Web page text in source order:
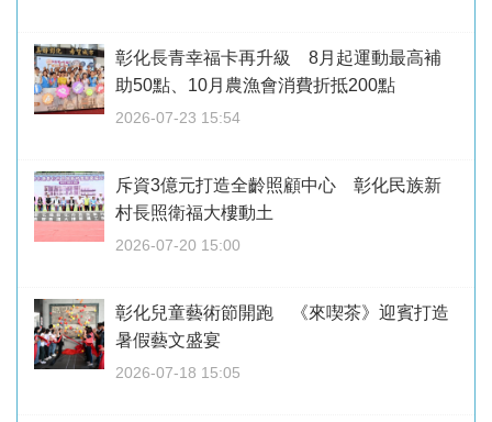
彰化長青幸福卡再升級 8月起運動最高補
助50點、10月農漁會消費折抵200點
2026-07-23 15:54
斥資3億元打造全齡照顧中心 彰化民族新
村長照衛福大樓動土
2026-07-20 15:00
彰化兒童藝術節開跑 《來喫茶》迎賓打造
暑假藝文盛宴
2026-07-18 15:05